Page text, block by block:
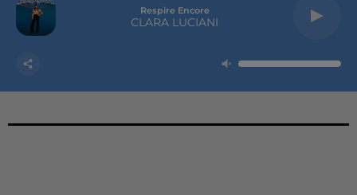
Respire Encore
CLARA LUCIANI